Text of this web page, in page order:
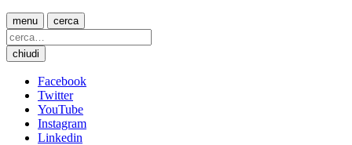
menu cerca
chiudi
Facebook
Twitter
YouTube
Instagram
Linkedin